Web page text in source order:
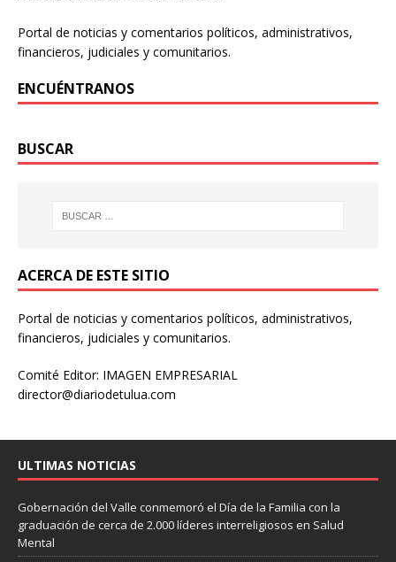
Portal de noticias y comentarios políticos, administrativos,
financieros, judiciales y comunitarios.
ENCUÉNTRANOS
BUSCAR
ACERCA DE ESTE SITIO
Portal de noticias y comentarios políticos, administrativos,
financieros, judiciales y comunitarios.
Comité Editor: IMAGEN EMPRESARIAL
director@diariodetulua.com
ULTIMAS NOTICIAS
Gobernación del Valle conmemoró el Día de la Familia con la
graduación de cerca de 2.000 líderes interreligiosos en Salud
Mental